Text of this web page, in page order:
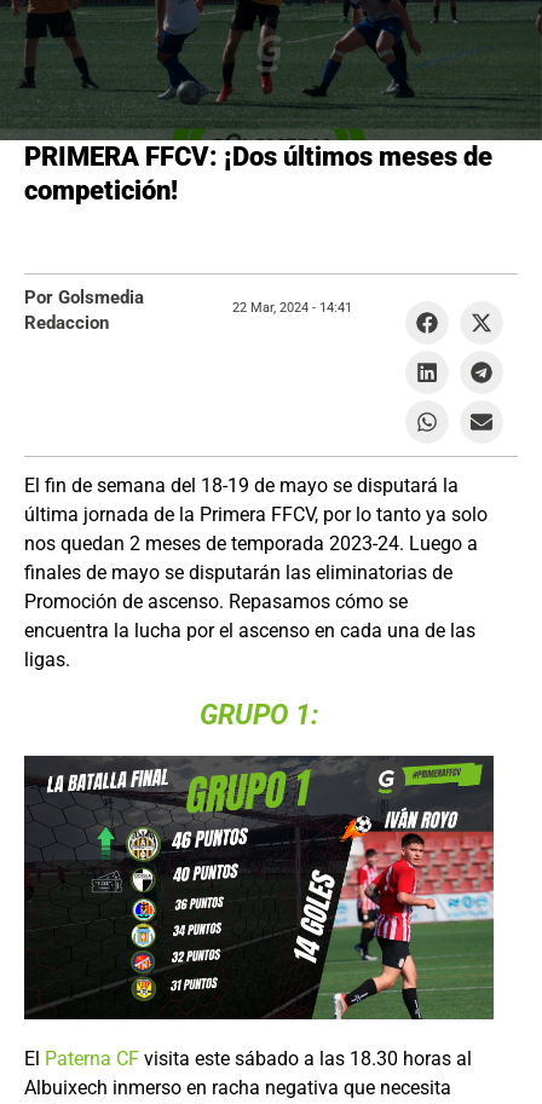
PRIMERA FFCV: ¡Dos últimos meses de
competición!
El fin de semana del 18-19 de mayo se disputará la
última jornada de la Primera FFCV, por lo tanto ya solo
nos quedan 2 meses de temporada 2023-24. Luego a
finales de mayo se disputarán las eliminatorias de
Promoción de ascenso. Repasamos cómo se
encuentra la lucha por el ascenso en cada una de las
ligas.
GRUPO 1:
El Paterna CF visita este sábado a las 18.30 horas al
Albuixech inmerso en racha negativa que necesita
Por Golsmedia
Redaccion
22 Mar, 2024 - 14:41